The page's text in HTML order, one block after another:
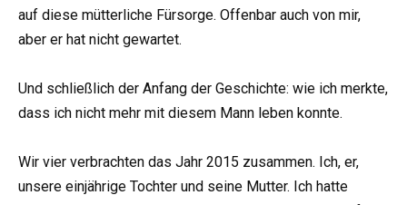
auf diese mütterliche Fürsorge. Offenbar auch von mir,
aber er hat nicht gewartet.
Und schließlich der Anfang der Geschichte: wie ich merkte,
dass ich nicht mehr mit diesem Mann leben konnte.
Wir vier verbrachten das Jahr 2015 zusammen. Ich, er,
unsere einjährige Tochter und seine Mutter. Ich hatte